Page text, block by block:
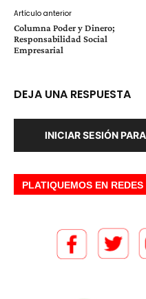
Artículo anterior
Columna Poder y Dinero;
Responsabilidad Social
Empresarial
DEJA UNA RESPUESTA
INICIAR SESIÓN
PLATIQUEMOS EN